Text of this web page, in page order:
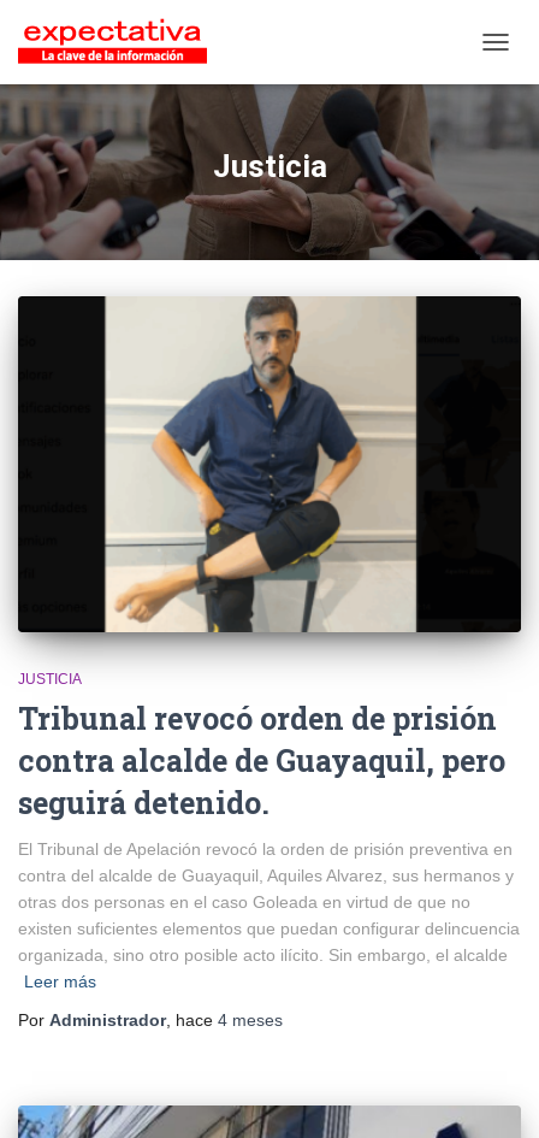
Justicia
JUSTICIA
Tribunal revocó orden de prisión
contra alcalde de Guayaquil, pero
seguirá detenido.
El Tribunal de Apelación revocó la orden de prisión preventiva en
contra del alcalde de Guayaquil, Aquiles Alvarez, sus hermanos y
otras dos personas en el caso Goleada en virtud de que no
existen suficientes elementos que puedan configurar delincuencia
organizada, sino otro posible acto ilícito. Sin embargo, el alcalde
Leer más
Por Administrador, hace 4 meses